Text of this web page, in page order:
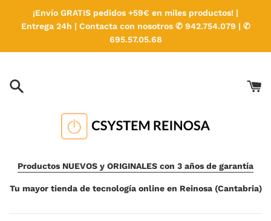
directamente
¡Envío GRATIS pedidos +59€ en miles productos! |
Entrega 24h | Contacta con nosotros ✆ 942.754.079 | ✆
695.57.05.68
Productos NUEVOS y ORIGINALES con 3 años de garantía
Tu mayor tienda de tecnología online en Reinosa (Cantabria)